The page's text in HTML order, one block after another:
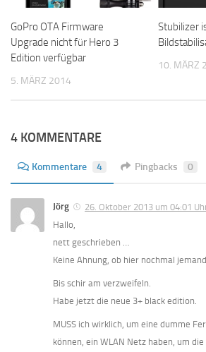
GoPro OTA Firmware
Upgrade nicht für Hero 3
Edition verfügbar
5. MÄRZ 2014
Stubilizer
10. MÄRZ
4 KOMMENTARE
Kommentare 4 Pingbacks 0
Jörg
26. Oktober 2013 um 04:01
Hallo,
nett geschrieben …
Keine Ahnung, ob hier nochmal
Bis schir am verzweifeln.
Habe jetzt die neue 3+ black edition.
MUSS ich wirklich, um eine dumme
können, ein WLAN Netz haben, um